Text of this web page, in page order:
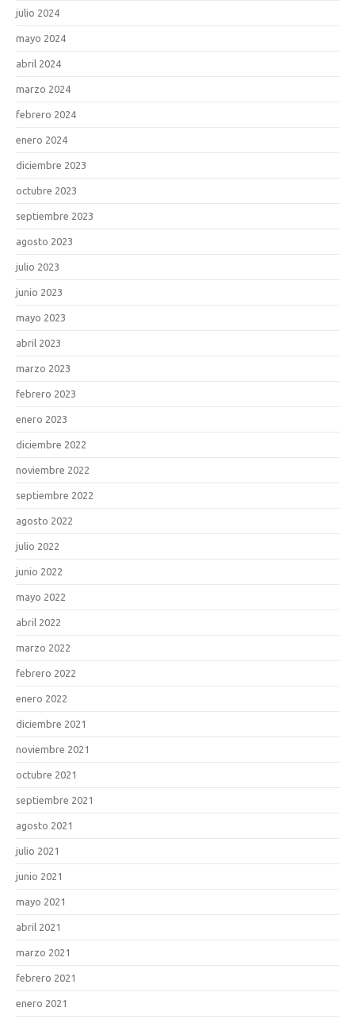
julio 2024
mayo 2024
abril 2024
marzo 2024
febrero 2024
enero 2024
diciembre 2023
octubre 2023
septiembre 2023
agosto 2023
julio 2023
junio 2023
mayo 2023
abril 2023
marzo 2023
febrero 2023
enero 2023
diciembre 2022
noviembre 2022
septiembre 2022
agosto 2022
julio 2022
junio 2022
mayo 2022
abril 2022
marzo 2022
febrero 2022
enero 2022
diciembre 2021
noviembre 2021
octubre 2021
septiembre 2021
agosto 2021
julio 2021
junio 2021
mayo 2021
abril 2021
marzo 2021
febrero 2021
enero 2021